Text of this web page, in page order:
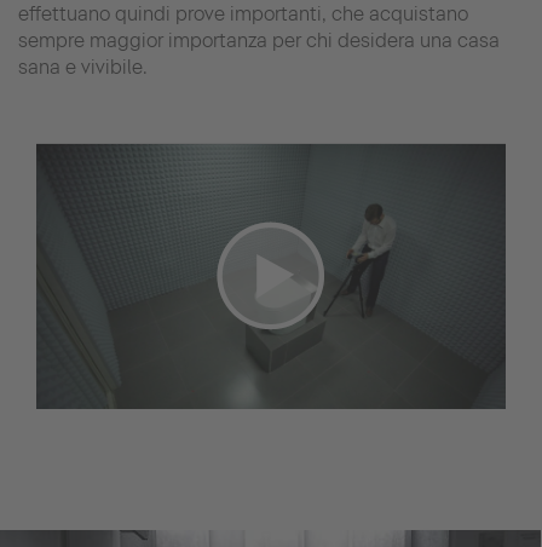
effettuano quindi prove importanti, che acquistano
sempre maggior importanza per chi desidera una casa
sana e vivibile.